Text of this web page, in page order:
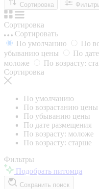
Сортировка
Сортировка
Сортировать
По умолчанию
По
убыванию цены
По
моложе
По возрасту:
Сортировка
По умолчанию
По возрастанию цены
По убыванию цены
По дате размещения
По возрасту: моложе
По возрасту: старше
Фильтры
Подобрать питомца
Сохранить поиск